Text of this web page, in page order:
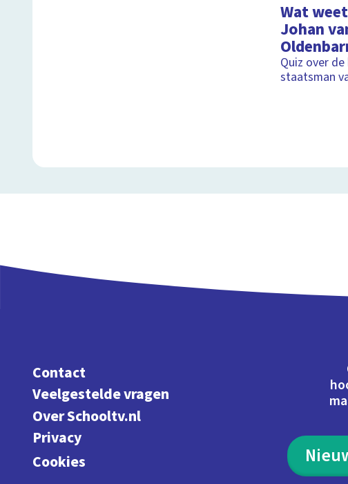
Wat
Johan
Quiz over
staatsman
Contact
Veelgestelde vragen
Over Schooltv.nl
Privacy
Cookies